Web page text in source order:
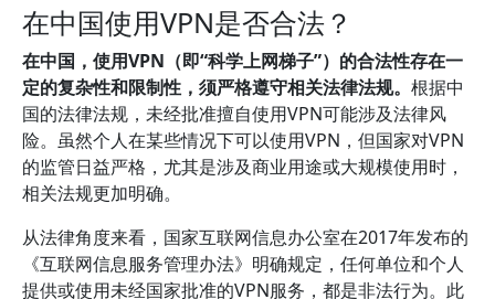
在中国使用VPN是否合法？
在中国，使用VPN（即“科学上网梯子”）的合法性存在一
定的复杂性和限制性，须严格遵守相关法律法规。 根据中
国的法律法规，未经批准擅自使用VPN可能涉及法律风
险。虽然个人在某些情况下可以使用VPN，但国家对VPN
的监管日益严格，尤其是涉及商业用途或大规模使用时，
相关法规更加明确。
从法律角度来看，国家互联网信息办公室在2017年发布的
《互联网信息服务管理办法》明确规定，任何单位和个人
提供或使用未经国家批准的VPN服务，都是非法行为。此